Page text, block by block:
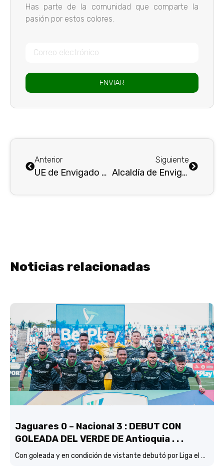
Has parte de la comunidad que comparte la
pasión por estos colores.
ENVIAR
Anterior
UE de Envigado Abre Concurso Público para 16 Plazas de Docentes de Carrera
Siguiente
Alcaldía de Envigado entrega renovada la Unidad Deportiva El Dorado tras inversión de $4.300 millones
Noticias relacionadas
Jaguares 0 – Nacional 3 : DEBUT CON
GOLEADA DEL VERDE DE Antioquia . . .
Con goleada y en condición de vistante debutó por Liga el verde de Lucas González frente a Jaguares de Córdoba.